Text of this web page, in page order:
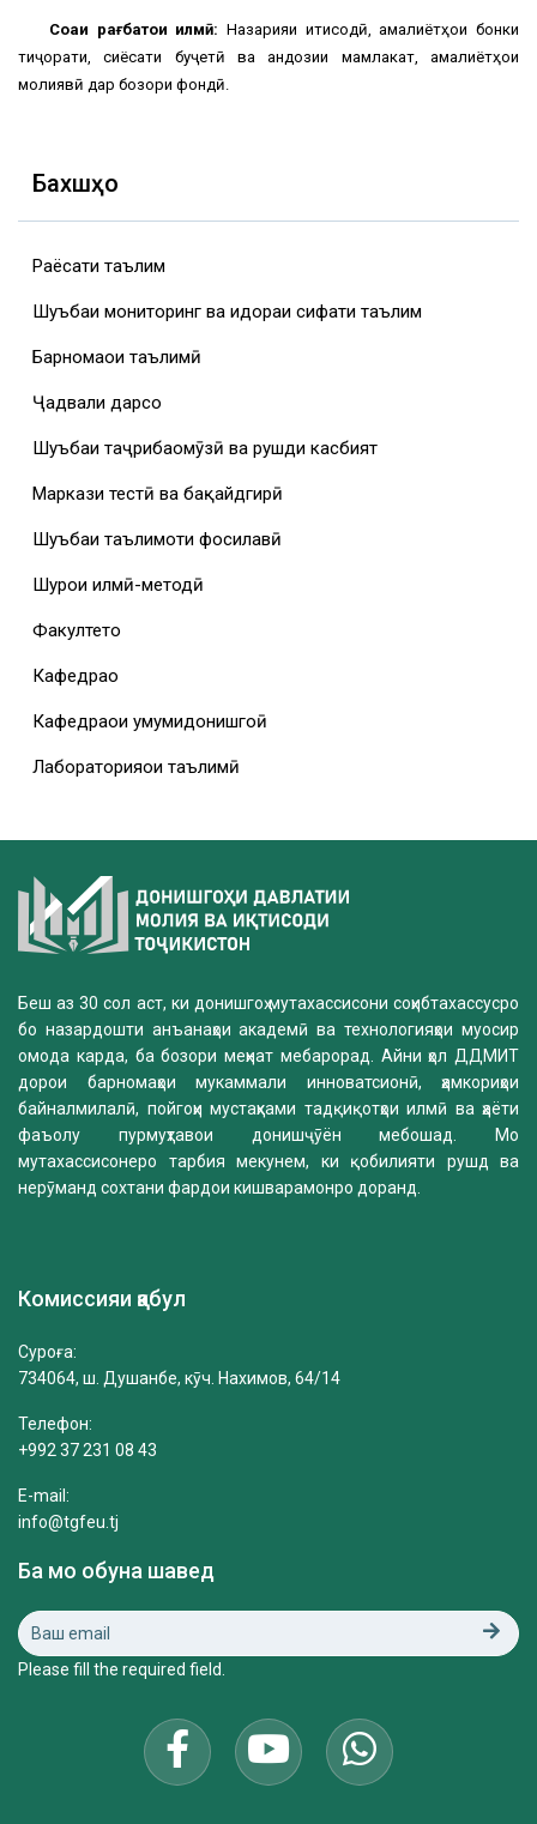
Соҳаи рағбатҳои илмӣ: Назарияи иқтисодӣ, амалиётҳои бонки
тиҷорати, сиёсати буҷетӣ ва андозии мамлакат, амалиётҳои
молиявӣ дар бозори фондӣ.
Бахшҳо
Раёсати таълим
Шуъбаи мониторинг ва идораи сифати таълим
Барномаҳои таълимӣ
Ҷадвали дарсҳо
Шуъбаи таҷрибаомӯзӣ ва рушди касбият
Маркази тестӣ ва бақайдгирӣ
Шуъбаи таълимоти фосилавӣ
Шурои илмӣ-методӣ
Факултетҳо
Кафедраҳо
Кафедраҳои умумидонишгоҳӣ
Лабораторияҳои таълимӣ
Беш аз 30 сол аст, ки донишгоҳ мутахассисони соҳибтахассусро
бо назардошти анъанаҳои академӣ ва технологияҳои муосир
омода карда, ба бозори меҳнат мебарорад. Айни ҳол ДДМИТ
дорои барномаҳои мукаммали инноватсионӣ, ҳамкориҳои
байналмилалӣ, пойгоҳи мустаҳками тадқиқотҳои илмӣ ва ҳаёти
фаъолу пурмуҳтавои донишҷӯён мебошад. Мо
мутахассисонеро тарбия мекунем, ки қобилияти рушд ва
нерӯманд сохтани фардои кишварамонро доранд.
Комиссияи қабул
Суроға:
734064, ш. Душанбе, кӯч. Нахимов, 64/14
Телефон:
+992 37 231 08 43
E-mail:
info@tgfeu.tj
Ба мо обуна шавед
Please fill the required field.